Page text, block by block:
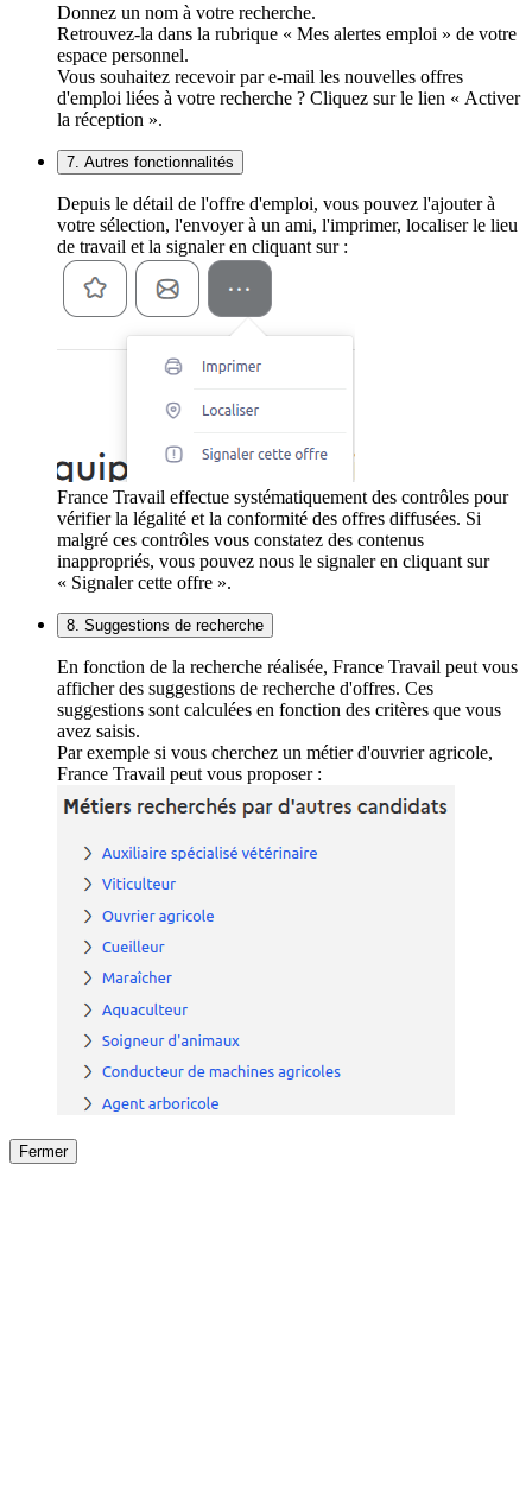
Donnez un nom à votre recherche.
Retrouvez-la dans la rubrique « Mes alertes emploi » de votre
espace personnel.
Vous souhaitez recevoir par e-mail les nouvelles offres
d'emploi liées à votre recherche ? Cliquez sur le lien « Activer
la réception ».
7. Autres fonctionnalités
Depuis le détail de l'offre d'emploi, vous pouvez l'ajouter à
votre sélection, l'envoyer à un ami, l'imprimer, localiser le lieu
de travail et la signaler en cliquant sur :
France Travail effectue systématiquement des contrôles pour
vérifier la légalité et la conformité des offres diffusées. Si
malgré ces contrôles vous constatez des contenus
inappropriés, vous pouvez nous le signaler en cliquant sur
« Signaler cette offre ».
8. Suggestions de recherche
En fonction de la recherche réalisée, France Travail peut vous
afficher des suggestions de recherche d'offres. Ces
suggestions sont calculées en fonction des critères que vous
avez saisis.
Par exemple si vous cherchez un métier d'ouvrier agricole,
France Travail peut vous proposer :
Fermer